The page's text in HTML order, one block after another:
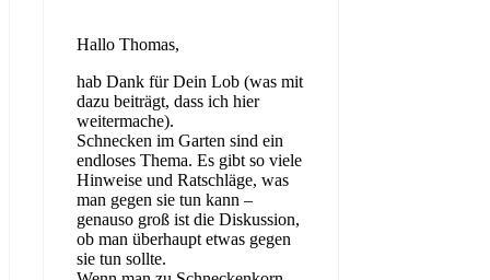
Hallo Thomas,
hab Dank für Dein Lob (was mit
dazu beiträgt, dass ich hier
weitermache).
Schnecken im Garten sind ein
endloses Thema. Es gibt so viele
Hinweise und Ratschläge, was
man gegen sie tun kann –
genauso groß ist die Diskussion,
ob man überhaupt etwas gegen
sie tun sollte.